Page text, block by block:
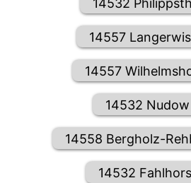
14557
14557
14532 Nudow
14558 Bergholz-
14532